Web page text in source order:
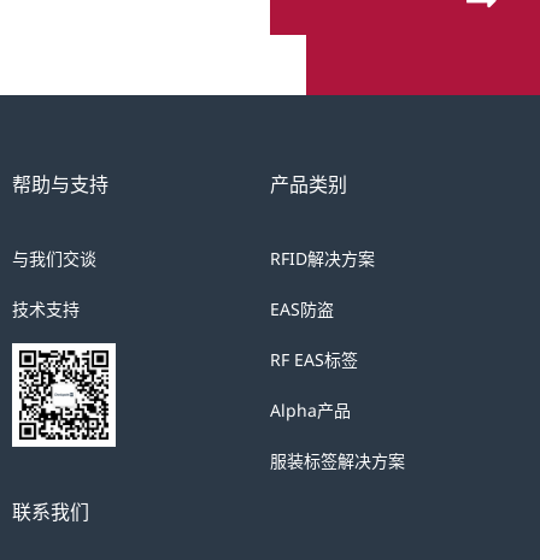
产品类别
RFID解决方案
EAS防盗
RF EAS标签
Alpha产品
服装标签解决方案
帮助与支持
与我们交谈
技术支持
联系我们